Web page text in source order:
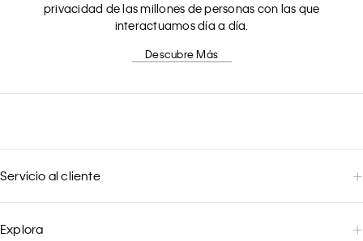
privacidad de las millones de personas con las que
interactuamos día a día.
Descubre Más
Servicio al cliente
Explora